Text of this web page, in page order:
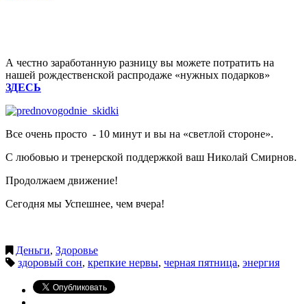
А честно заработанную разницу вы можете потратить на
нашей рождественской распродаже «нужных подарков»
ЗДЕСЬ
Все очень просто - 10 минут и вы на «светлой стороне».
С любовью и тренерской поддержкой ваш Николай Смирнов.
Продолжаем движение!
Сегодня мы Успешнее, чем вчера!
Деньги, Здоровье
здоровый сон, крепкие нервы, черная пятница, энергия